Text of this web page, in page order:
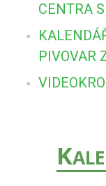
CENTRA
PIVOVAR
K